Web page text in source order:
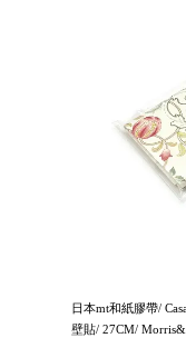
日本mt和紙膠帶/
壁貼/ 27CM/